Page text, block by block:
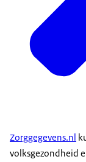
Zorggegevens.nl
volksgezondheid